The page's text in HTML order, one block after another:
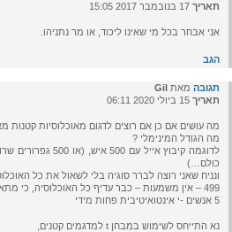
תאריך
אני אבחר בכל מי שאינו ליכוד, או מר נתניהו.
הגב
תגובה מאת Gil
תאריך
מה עושים אם כן אם רוצים לדגום מאוכלוסיות קטנות
מה הגודל המינימלי ?
לדוגמה קיבוץ אייל
כולם…)
ונניח שאני רוצה לברר סוגיה בלי לשאול את כל האוכלוסייה (500) – כמה
499 – אין משמעות – כבר עדיף כל האוכלוסיה, כי מתאיינת כל המשמעות של דגימה
5 אנשים -י אינטואיטיבית פחות מידי
נא התייחס לשימוש במבחן t למדגמים קטנים,